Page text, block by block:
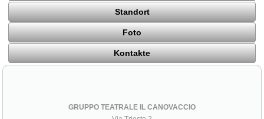
Standort
Foto
Kontakte
GRUPPO TEATRALE IL CANOVACCIO